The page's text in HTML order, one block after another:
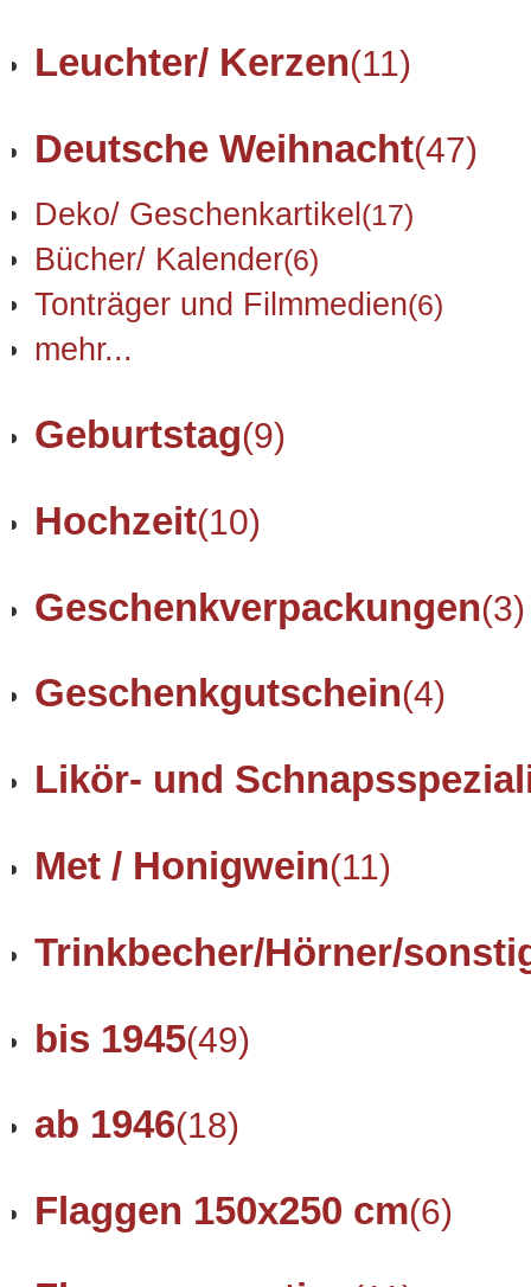
Leuchter/ Kerzen(11)
Deutsche Weihnacht(47)
Deko/ Geschenkartikel(17)
Bücher/ Kalender(6)
Tonträger und Filmmedien(6)
mehr...
Geburtstag(9)
Hochzeit(10)
Geschenkverpackungen(3)
Geschenkgutschein(4)
Likör- und
Met / Honigwein(11)
Trinkbecher/Hörner/
bis 1945(49)
ab 1946(18)
Flaggen 150x250 cm(6)